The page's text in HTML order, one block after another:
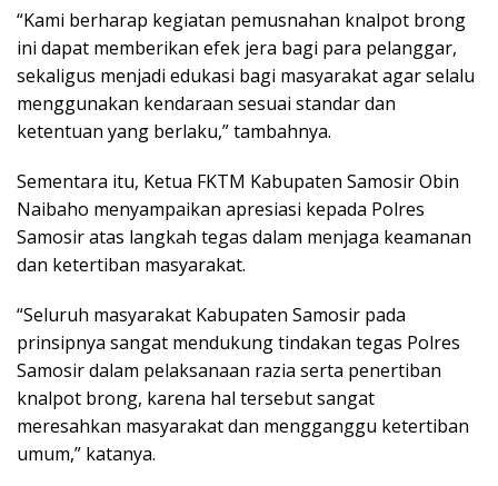
“Kami berharap kegiatan pemusnahan knalpot brong
ini dapat memberikan efek jera bagi para pelanggar,
sekaligus menjadi edukasi bagi masyarakat agar selalu
menggunakan kendaraan sesuai standar dan
ketentuan yang berlaku,” tambahnya.
Sementara itu, Ketua FKTM Kabupaten Samosir Obin
Naibaho menyampaikan apresiasi kepada Polres
Samosir atas langkah tegas dalam menjaga keamanan
dan ketertiban masyarakat.
“Seluruh masyarakat Kabupaten Samosir pada
prinsipnya sangat mendukung tindakan tegas Polres
Samosir dalam pelaksanaan razia serta penertiban
knalpot brong, karena hal tersebut sangat
meresahkan masyarakat dan mengganggu ketertiban
umum,” katanya.